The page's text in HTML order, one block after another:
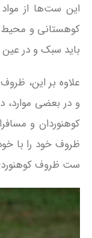
این ست‌ها از
کوهستانی و محیط‌
باید سبک و در
علاوه بر این،
و در بعضی موارد،
کوهنوردان و
ظروف خود را با
ست ظروف